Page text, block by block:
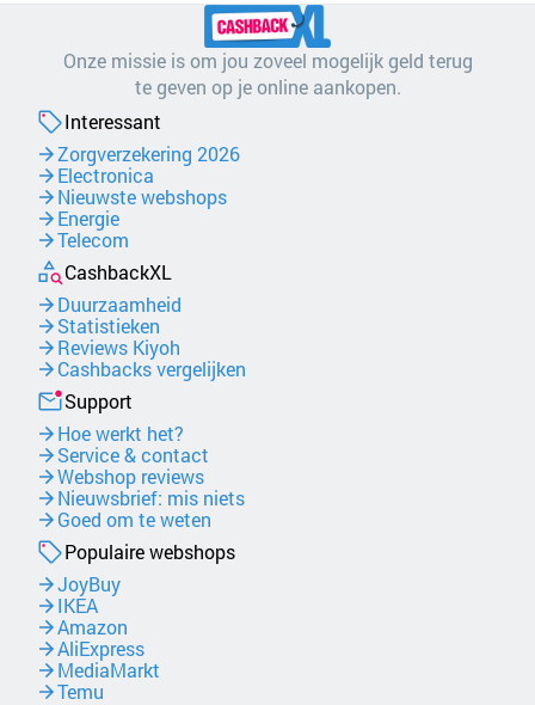
Onze missie is om jou zoveel mogelijk geld terug
te geven op je online aankopen.
Interessant
Zorgverzekering 2026
Electronica
Nieuwste webshops
Energie
Telecom
CashbackXL
Duurzaamheid
Statistieken
Reviews Kiyoh
Cashbacks vergelijken
Support
Hoe werkt het?
Service & contact
Webshop reviews
Nieuwsbrief: mis niets
Goed om te weten
Populaire webshops
JoyBuy
IKEA
Amazon
AliExpress
MediaMarkt
Temu